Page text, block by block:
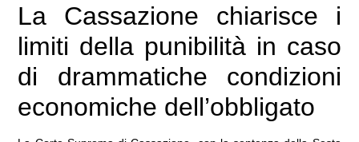
La Cassazione chiarisce i
limiti della punibilità in caso
di drammatiche condizioni
economiche dell’obbligato